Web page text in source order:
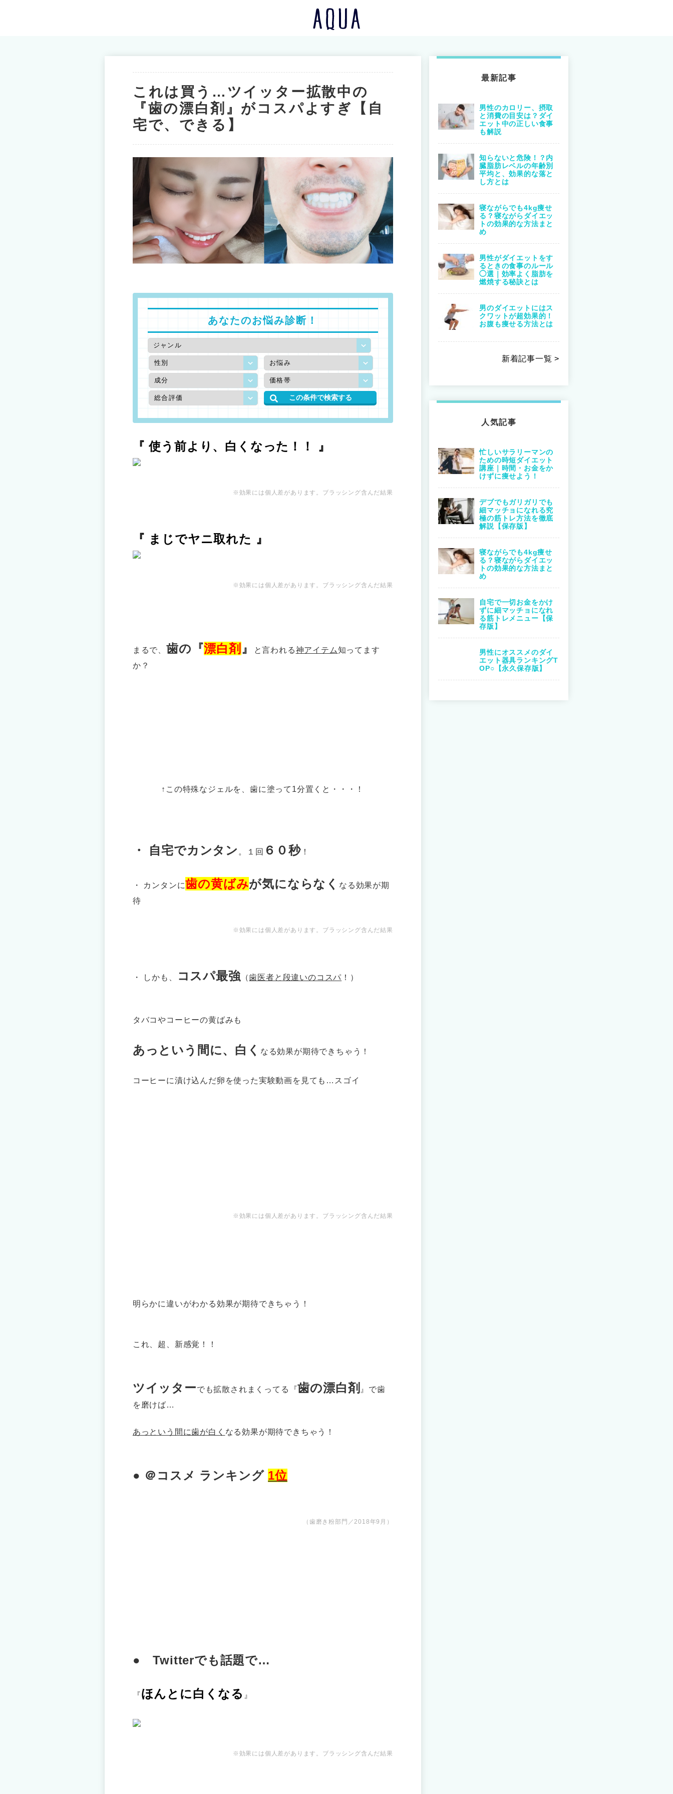
これは買う…ツイッター拡散中の
『歯の漂白剤』がコスパよすぎ【自
宅で、できる】
あなたのお悩み診断！
『 使う前より、白くなった！！ 』
※効果には個人差があります。ブラッシング含んだ結果
『 まじでヤニ取れた 』
※効果には個人差があります。ブラッシング含んだ結果
まるで、 歯の『漂白剤 』 と言われる神アイテム知ってます
か？
↑この特殊なジェルを、歯に塗って1分置くと・・・！
・ 自宅でカンタン 。１回 ６０秒！
・ カンタンに歯の黄ばみが気にならなく なる効果が期
待
※効果には個人差があります。ブラッシング含んだ結果
・ しかも、 コスパ最強 （歯医者と段違いのコスパ ！）
タバコやコーヒーの黄ばみも
あっという間に、白く なる効果が期待できちゃう！
コーヒーに漬け込んだ卵を使った実験動画を見ても…スゴイ
※効果には個人差があります。ブラッシング含んだ結果
明らかに違いがわかる効果が期待できちゃう！
これ、超、新感覚！！
ツイッターでも拡散されまくってる『歯の漂白剤 』で歯
を磨けば…
あっという間に歯が白く なる効果が期待できちゃう！
● ＠コスメ ランキング 1位
（歯磨き粉部門／2018年9月）
● Twitterでも話題で…
『ほんとに白くなる 』
※効果には個人差があります。ブラッシング含んだ結果
最新記事
男性のカロリー、摂取
と消費の目安は？ダイ
エット中の正しい食事
も解説
知らないと危険！？内
臓脂肪レベルの年齢別
平均と、効果的な落と
し方とは
寝ながらでも4kg痩せ
る？寝ながらダイエッ
トの効果的な方法まと
め
男性がダイエットをす
るときの食事のルール
◯選｜効率よく脂肪を
燃焼する秘訣とは
男のダイエットにはス
クワットが超効果的！
お腹も痩せる方法とは
新着記事一覧 >
人気記事
忙しいサラリーマンの
ための時短ダイエット
講座｜時間・お金をか
けずに痩せよう！
デブでもガリガリでも
細マッチョになれる究
極の筋トレ方法を徹底
解説【保存版】
寝ながらでも4kg痩せ
る？寝ながらダイエッ
トの効果的な方法まと
め
自宅で一切お金をかけ
ずに細マッチョになれ
る筋トレメニュー【保
存版】
男性にオススメのダイ
エット器具ランキングT
OP○【永久保存版】